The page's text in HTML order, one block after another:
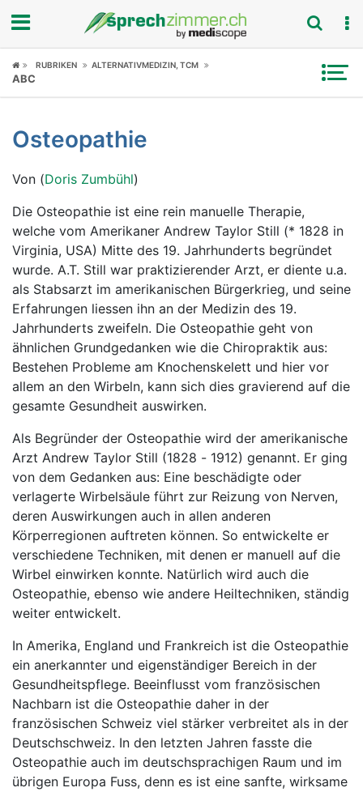
Fokus
Symptome
Untersuchungen
News
Ratgeber
Rubriken
RUBRIKEN ALTERNATIVMEDIZIN, TCM
ABC
Osteopathie
Von (Doris Zumbühl)
Die Osteopathie ist eine rein manuelle Therapie,
welche vom Amerikaner Andrew Taylor Still (* 1828 in
Virginia, USA) Mitte des 19. Jahrhunderts begründet
wurde. A.T. Still war praktizierender Arzt, er diente u.a.
als Stabsarzt im amerikanischen Bürgerkrieg, und seine
Erfahrungen liessen ihn an der Medizin des 19.
Jahrhunderts zweifeln. Die Osteopathie geht von
ähnlichen Grundgedanken wie die Chiropraktik aus:
Bestehen Probleme am Knochenskelett und hier vor
allem an den Wirbeln, kann sich dies gravierend auf die
gesamte Gesundheit auswirken.
Als Begründer der Osteopathie wird der amerikanische
Arzt Andrew Taylor Still (1828 - 1912) genannt. Er ging
von dem Gedanken aus: Eine beschädigte oder
verlagerte Wirbelsäule führt zur Reizung von Nerven,
deren Auswirkungen auch in allen anderen
Körperregionen auftreten können. So entwickelte er
verschiedene Techniken, mit denen er manuell auf die
Wirbel einwirken konnte. Natürlich wird auch die
Osteopathie, ebenso wie andere Heiltechniken, ständig
weiter entwickelt.
In Amerika, England und Frankreich ist die Osteopathie
ein anerkannter und eigenständiger Bereich in der
Gesundheitspflege. Beeinflusst vom französischen
Nachbarn ist die Osteopathie daher in der
französischen Schweiz viel stärker verbreitet als in der
Deutschschweiz. In den letzten Jahren fasste die
Osteopathie auch im deutschsprachigen Raum und im
übrigen Europa Fuss, denn es ist eine sanfte, wirksame